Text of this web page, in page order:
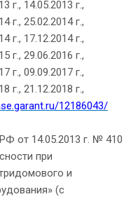
г., 14.05.2013 г.,
г., 25.02.2014 г.,
г., 17.12.2014 г.,
г., 29.06.2016 г.,
г., 09.09.2017 г.,
г., 21.12.2018 г.,
12186043/
от 14.05.2013 г. № 410
при
и
(с